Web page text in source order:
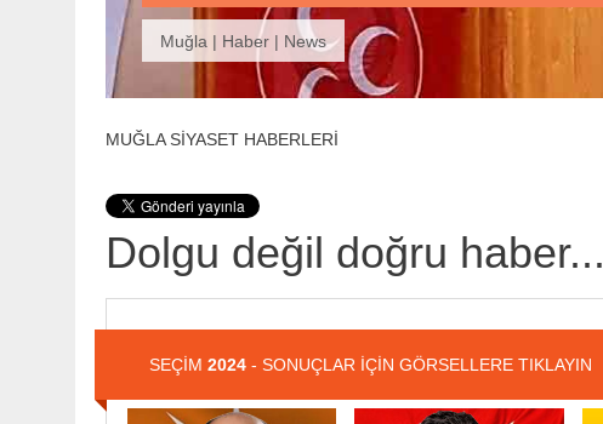
Muğla | Haber | News
MUĞLA SİYASET HABERLERİ
Dolgu değil doğru haber...
SEÇİM 2024 - SONUÇLAR İÇİN GÖRSELLERE TIKLAYIN